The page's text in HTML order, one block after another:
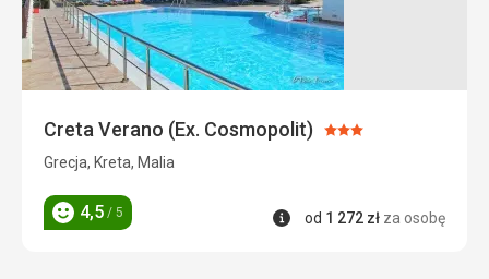
historyczne
Ta recenzja została automatycznie przetłumaczona za
pomocą Google Translate
Bez jedzenia
Zakwaterowanie
Mały, ale ładny
pomocą Google Translate
Creta Verano (Ex. Cosmopolit) Ocena:
Grecja, Kreta, Malia
Ocena
4,5 / 5 Informacje
od 1 272 zł za osobę